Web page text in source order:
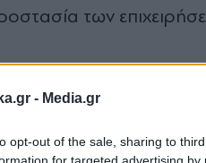
- Media.gr
opt-out of the sale, sharing to
for targeted advertising
των
την υπουργό